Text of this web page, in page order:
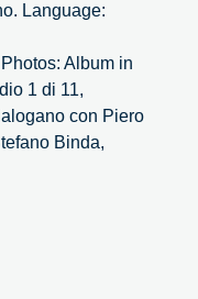
Language:
Album in
1 di 11,
con Piero
Binda,